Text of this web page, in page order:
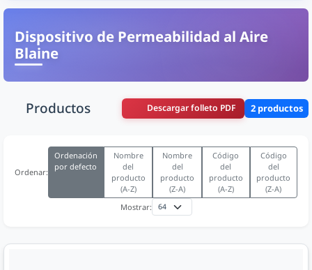
Dispositivo de Permeabilidad al Aire
Blaine
Productos Descargar folleto PDF 2 productos
Ordenar:
Ordenación
por defecto
Nombre
del
producto
(A-Z)
Nombre
del
producto
(Z-A)
Código
del
producto
(A-Z)
Código
del
producto
(Z-A)
Mostrar: